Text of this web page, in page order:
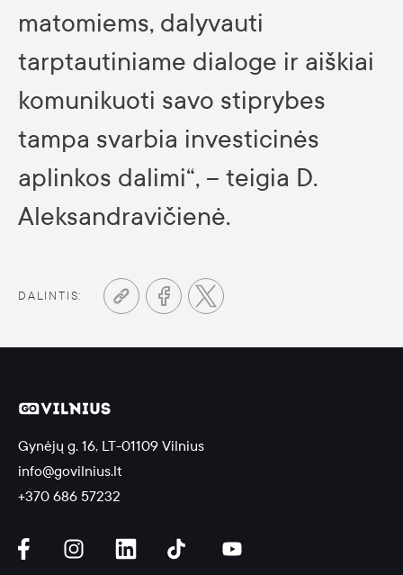
matomiems, dalyvauti
tarptautiniame dialoge ir aiškiai
komunikuoti savo stiprybes
tampa svarbia investicinės
aplinkos dalimi“, – teigia D.
Aleksandravičienė.
DALINTIS:
Gynėjų g. 16, LT-01109 Vilnius
info@govilnius.lt
+370 686 57232